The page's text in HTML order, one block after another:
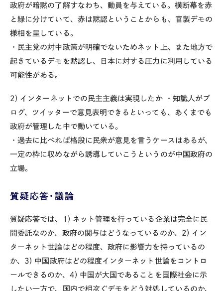
政府が暗黙の了解すなわち、動員を与えている。横断幕を赤
と緑に分けていて、赤は黙認ということからも、官製デモの
様相を呈している。
・民主党の対中政策が明確でないためネット上、また地方で
起きているデモを黙認し、日本に対する圧力に利用している
可能性がある。
2) インターネットでの民主主義は実現したか
・知識人がブ
ログ、ツイッターで意見表明できるといっても、あくまでも
政府が管理した中で動いている。
・過去に比べれば格段に民衆が意見を言うケースはあるが、
一定の枠に収めながら誘導していこうというのが中国政府の
立場。
質疑応答・議論
質疑応答では、1) ネット管理を行っている企業は完全に民
間委託なのか、政府の関与はどうなっているのか、2) イン
ターネット世論はどの程度、政府に影響力を持っているの
か、3) 中国政府はどの程度インターネット世論をコントロ
ールできるのか、4) 中国が大国であることを国際社会に示
したい一方で、国内で相次ぐデモをどう対処しているのか、